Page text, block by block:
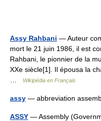
Assy Rahbani — Auteur
mort le 21 juin 1986, il est
Rahbani, le pionnier de la
XXe siècle[1]. Il épousa la
Wikipédia en Français
assy — abbreviation
ASSY — Assembly